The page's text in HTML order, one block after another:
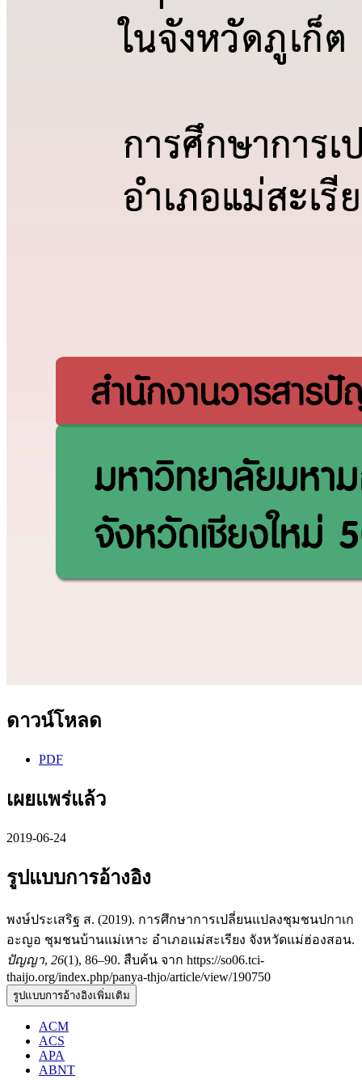
ดาวน์โหลด
PDF
เผยแพร่แล้ว
2019-06-24
รูปแบบการอ้างอิง
พงษ์ประเสริฐ ส. (2019). การศึกษาการเปลี่ยนแปลงชุมชนปกาเก
อะญอ ชุมชนบ้านแม่เหาะ อำเภอแม่สะเรียง จังหวัดแม่ฮ่องสอน.
ปัญญา, 26(1), 86–90. สืบค้น จาก https://so06.tci-
thaijo.org/index.php/panya-thjo/article/view/190750
รูปแบบการอ้างอิงเพิ่มเติม
ACM
ACS
APA
ABNT